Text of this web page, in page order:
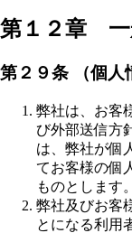
第１２章 一
第２９条 （個人
弊社は、お客
び外部送信方
は、弊社が個
てお客様の個
ものとします。
弊社及びお客
とになる利用